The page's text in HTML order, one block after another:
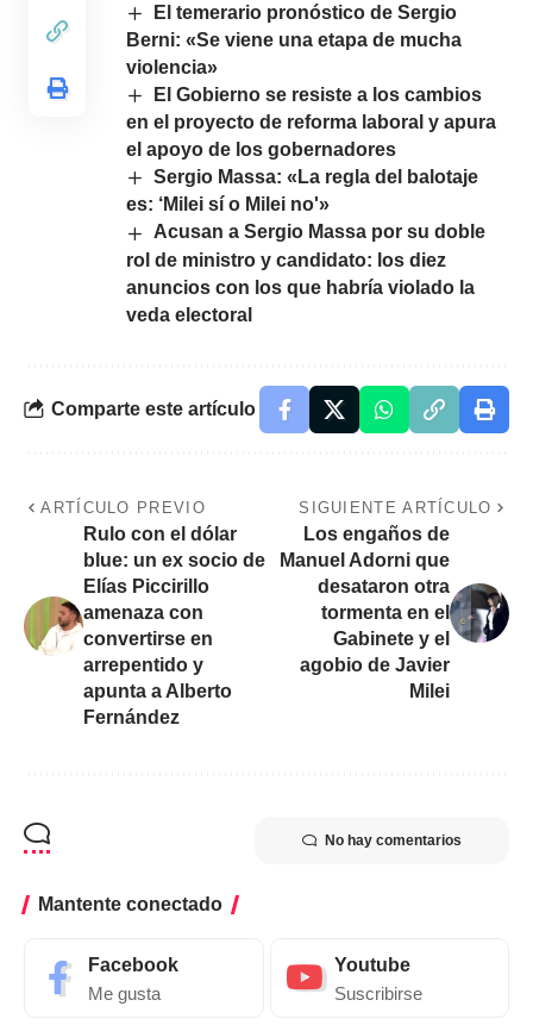
El temerario pronóstico de Sergio
Berni: «Se viene una etapa de mucha
violencia»
El Gobierno se resiste a los cambios
en el proyecto de reforma laboral y apura
el apoyo de los gobernadores
Sergio Massa: «La regla del balotaje
es: ‘Milei sí o Milei no'»
Acusan a Sergio Massa por su doble
rol de ministro y candidato: los diez
anuncios con los que habría violado la
veda electoral
Comparte este artículo
ARTÍCULO PREVIO
Rulo con el dólar
blue: un ex socio de
Elías Piccirillo
amenaza con
convertirse en
arrepentido y
apunta a Alberto
Fernández
SIGUIENTE ARTÍCULO
Los engaños de
Manuel Adorni que
desataron otra
tormenta en el
Gabinete y el
agobio de Javier
Milei
No hay comentarios
Mantente conectado
Facebook
Me gusta
Youtube
Suscribirse